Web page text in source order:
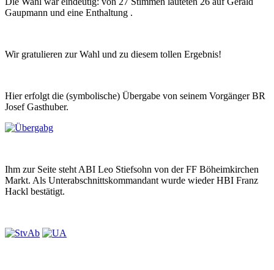
Gaupmann und eine Enthaltung .
Wir gratulieren zur Wahl und zu diesem tollen Ergebnis!
Hier erfolgt die (symbolische) Übergabe von seinem Vorgänger BR
Josef Gasthuber.
Ihm zur Seite steht ABI Leo Stiefsohn von der FF Böheimkirchen
Markt. Als Unterabschnittskommandant wurde wieder HBI Franz
Hackl bestätigt.